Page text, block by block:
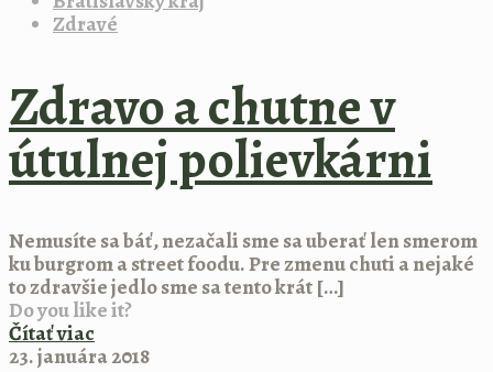
Zdravé
Zdravo a chutne v
útulnej polievkárni
Nemusíte sa báť, nezačali sme sa uberať len smerom
ku burgrom a street foodu. Pre zmenu chuti a nejaké
to zdravšie jedlo sme sa tento krát[…]
Do you like it?
Čítať viac
23. januára 2018